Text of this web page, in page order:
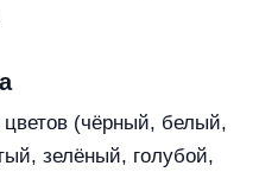
(чёрный, белый,
зелёный, голубой,